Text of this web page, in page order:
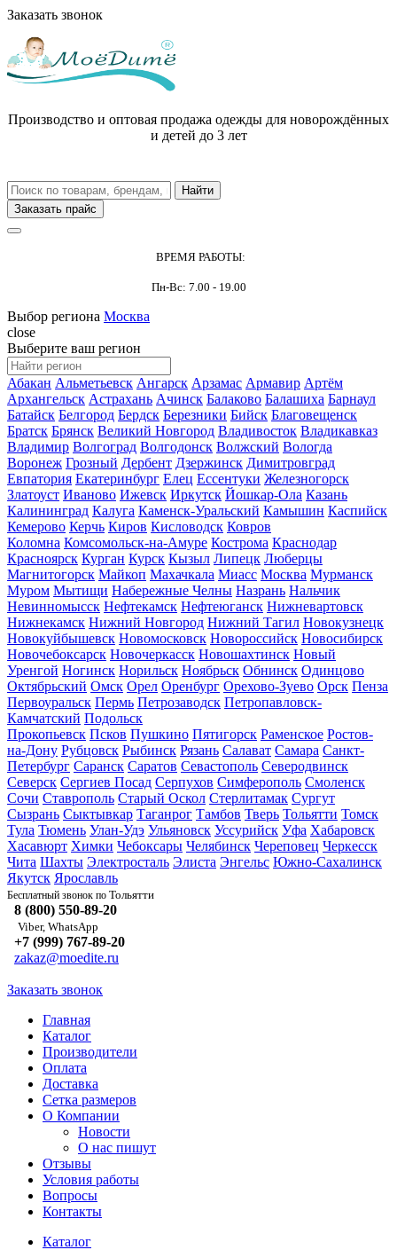
Заказать звонок
Производство и оптовая продажа одежды для новорождённых
и детей до 3 лет
Заказать прайс
ВРЕМЯ РАБОТЫ:
Пн-Вс: 7.00 - 19.00
Выбор региона Москва
close
Выберите ваш регион
Абакан Альметьевск Ангарск Арзамас Армавир Артём
Архангельск Астрахань Ачинск Балаково Балашиха Барнаул
Батайск Белгород Бердск Березники Бийск Благовещенск
Братск Брянск Великий Новгород Владивосток Владикавказ
Владимир Волгоград Волгодонск Волжский Вологда
Воронеж Грозный Дербент Дзержинск Димитровград
Евпатория Екатеринбург Елец Ессентуки Железногорск
Златоуст Иваново Ижевск Иркутск Йошкар-Ола Казань
Калининград Калуга Каменск-Уральский Камышин Каспийск
Кемерово Керчь Киров Кисловодск Ковров
Коломна Комсомольск-на-Амуре Кострома Краснодар
Красноярск Курган Курск Кызыл Липецк Люберцы
Магнитогорск Майкоп Махачкала Миасс Москва Мурманск
Муром Мытищи Набережные Челны Назрань Нальчик
Невинномысск Нефтекамск Нефтеюганск Нижневартовск
Нижнекамск Нижний Новгород Нижний Тагил Новокузнецк
Новокуйбышевск Новомосковск Новороссийск Новосибирск
Новочебоксарск Новочеркасск Новошахтинск Новый
Уренгой Ногинск Норильск Ноябрьск Обнинск Одинцово
Октябрьский Омск Орел Оренбург Орехово-Зуево Орск Пенза
Первоуральск Пермь Петрозаводск Петропавловск-
Камчатский Подольск
Прокопьевск Псков Пушкино Пятигорск Раменское Ростов-
на-Дону Рубцовск Рыбинск Рязань Салават Самара Санкт-
Петербург Саранск Саратов Севастополь Северодвинск
Северск Сергиев Посад Серпухов Симферополь Смоленск
Сочи Ставрополь Старый Оскол Стерлитамак Сургут
Сызрань Сыктывкар Таганрог Тамбов Тверь Тольятти Томск
Тула Тюмень Улан-Удэ Ульяновск Уссурийск Уфа Хабаровск
Хасавюрт Химки Чебоксары Челябинск Череповец Черкесск
Чита Шахты Электросталь Элиста Энгельс Южно-Сахалинск
Якутск Ярославль
Бесплатный звонок по Тольятти
8 (800) 550-89-20
Viber, WhatsApp
+7 (999) 767-89-20
zakaz@moedite.ru
Заказать звонок
Главная
Каталог
Производители
Оплата
Доставка
Сетка размеров
О Компании
Новости
О нас пишут
Отзывы
Условия работы
Вопросы
Контакты
Каталог